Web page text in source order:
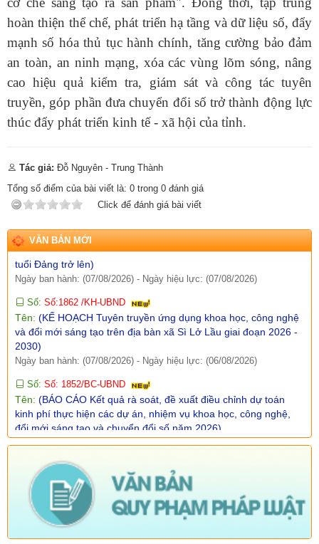
hoàn thiện thể chế, phát triển hạ tầng và dữ liệu số, đẩy
mạnh số hóa thủ tục hành chính, tăng cường bảo đảm
an toàn, an ninh mạng, xóa các vùng lõm sóng, nâng
cao hiệu quả kiểm tra, giám sát và công tác tuyên
truyền, góp phần đưa chuyển đổi số trở thành động lực
thúc đẩy phát triển kinh tế - xã hội của tỉnh.
Tác giả: Đỗ Nguyên - Trung Thành
Tổng số điểm của bài viết là: 0 trong 0 đánh giá
Click để đánh giá bài viết
VĂN BẢN MỚI
Ngày ban hành: (10/08/2026) - Ngày hiệu lực: (07/08/2026)
Số:Số:518/QĐ-UBND
Tên: (QUYẾT ĐỊNH Phê duyệt triển khai các sáng kiến, mô hình
đột phá về phát triển khoa học, công nghệ, đổi mới sáng tạo và
Ngày ban hành: (10/08/2026) - Ngày hiệu lực: (07/08/2026)
Số: Số:1867 /UBND-VP
Tên:(V/v triển khai Biên bản Hội nghị thường niên lần thứ 6
Quang, Điện Biên (Việt Nam) với tỉnh Vân Nam (Trung Quốc))
Ngày ban hành: (10/08/2026) -Ngày hiệu lực: (10/08/2026)
Số:Số 205-KH/ĐU
tuổi Đảng trở lên)
Ngày ban hành: (07/08/2026) -Ngày hiệu lực: (07/08/2026)
Số:Số:1862 /KH-UBND
và đổi mới sáng tạo trên địa bàn xã Sì Lở Lầu giai đoạn 2026 -
2030)
Ngày ban hành: (07/08/2026) - Ngày hiệu lực: (06/08/2026)
Số:Số: 1852/BC-UBND
kinh phí thực hiện các dự án, nhiệm vụ khoa học, công nghệ,
đổi mới sáng tạo và chuyển đổi số năm 2026)
Ngày ban hành: (07/08/2026) -Ngày hiệu lực: (05/08/2026)
Số:Số: 1858/UBND-VP
ngày 30/7/2026 của Chính phủ)
Ngày ban hành: (07/08/2026) -Ngày hiệu lực: (05/08/2026)
Số: Số:1860 /UBND-KT
(V/v Rà soát các điểm dân cư có nguy cơ sạt lở và lập
phương án sơ tán khi cần thiết.)